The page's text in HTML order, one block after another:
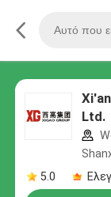
Ltd.
5.0